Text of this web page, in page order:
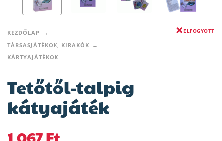
KEZDŐLAP
TÁRSASJÁTÉKOK, KIRAKÓK
KÁRTYAJÁTÉKOK
ELFOGYOTT
Tetőtől-talpig
kátyajáték